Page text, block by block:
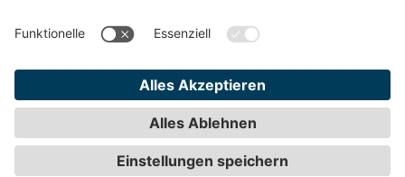
Teilnahmebedingungen
Privatsphäre